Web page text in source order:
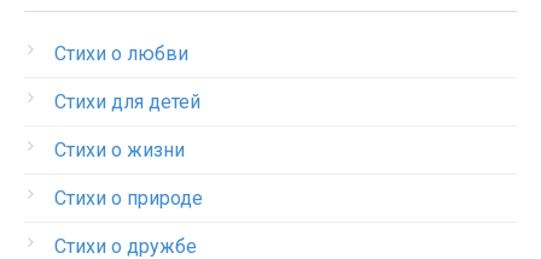
Стихи о любви
Стихи для детей
Стихи о жизни
Стихи о природе
Стихи о дружбе